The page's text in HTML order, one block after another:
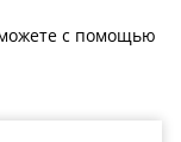
с помощью